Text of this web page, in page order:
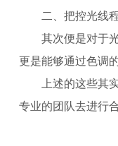
二、把控光线
其次便是对于
更是能够通过色调
上述的这些其
专业的团队去进行